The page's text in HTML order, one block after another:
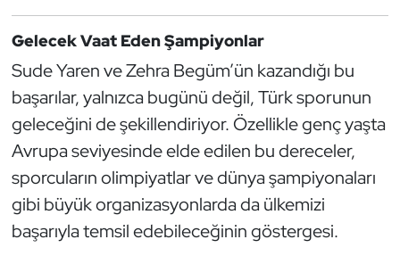
Gelecek Vaat Eden Şampiyonlar
Sude Yaren ve Zehra Begüm’ün kazandığı bu
başarılar, yalnızca bugünü değil, Türk sporunun
geleceğini de şekillendiriyor. Özellikle genç yaşta
Avrupa seviyesinde elde edilen bu dereceler,
sporcuların olimpiyatlar ve dünya şampiyonaları
gibi büyük organizasyonlarda da ülkemizi
başarıyla temsil edebileceğinin göstergesi.